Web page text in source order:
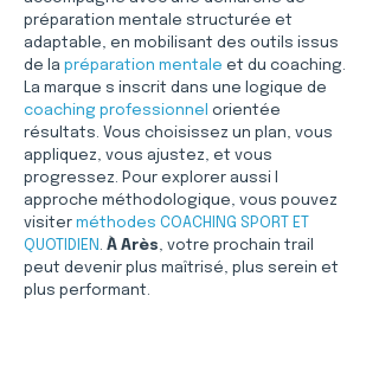
préparation mentale structurée et
adaptable, en mobilisant des outils issus
de la préparation mentale et du coaching.
La marque s inscrit dans une logique de
coaching professionnel
orientée
résultats. Vous choisissez un plan, vous
appliquez, vous ajustez, et vous
progressez. Pour explorer aussi l
approche méthodologique, vous pouvez
visiter méthodes COACHING SPORT ET
QUOTIDIEN . À Arès, votre prochain trail
peut devenir plus maîtrisé, plus serein et
plus performant.